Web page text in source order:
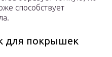
способствует
для покрышек